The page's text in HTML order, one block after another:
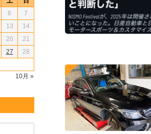
10月 »
6
7
13
14
20
21
27
28